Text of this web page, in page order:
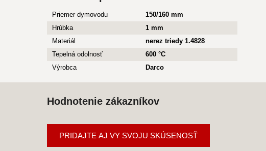
Priemer dymovodu
150/160 mm
Hrúbka
1 mm
Materiál
nerez triedy 1.4828
Tepelná odolnosť
600 °C
Výrobca
Darco
Hodnotenie zákazníkov
PRIDAJTE AJ VY SVOJU SKÚSENOSŤ